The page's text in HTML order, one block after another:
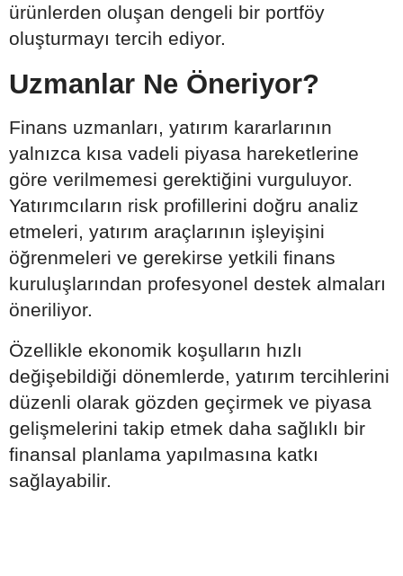
ürünlerden oluşan dengeli bir portföy
oluşturmayı tercih ediyor.
Uzmanlar Ne Öneriyor?
Finans uzmanları, yatırım kararlarının
yalnızca kısa vadeli piyasa hareketlerine
göre verilmemesi gerektiğini vurguluyor.
Yatırımcıların risk profillerini doğru analiz
etmeleri, yatırım araçlarının işleyişini
öğrenmeleri ve gerekirse yetkili finans
kuruluşlarından profesyonel destek almaları
öneriliyor.
Özellikle ekonomik koşulların hızlı
değişebildiği dönemlerde, yatırım tercihlerini
düzenli olarak gözden geçirmek ve piyasa
gelişmelerini takip etmek daha sağlıklı bir
finansal planlama yapılmasına katkı
sağlayabilir.